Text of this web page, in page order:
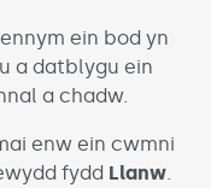
ein bod yn
a datblygu ein
a chadw.
enw ein cwmni
fydd Llanw.